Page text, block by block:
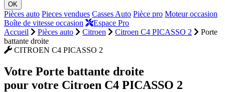
OK
Pièces auto Pieces vendues Casses Auto Pièce pro Moteur occasion
Boîte de vitesse occasion
Espace Pro
Accueil
Pièces auto Citroen Citroen C4 PICASSO 2
Porte
battante droite
CITROEN C4 PICASSO 2
Votre Porte battante droite
pour votre Citroen C4 PICASSO 2